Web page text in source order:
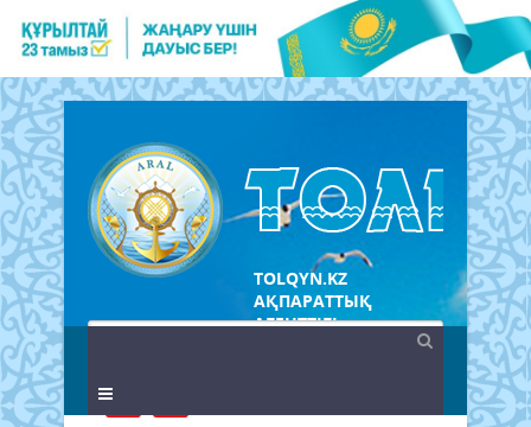
TOLQYN.KZ
АҚПАРАТТЫҚ
АГЕНТТІГІ